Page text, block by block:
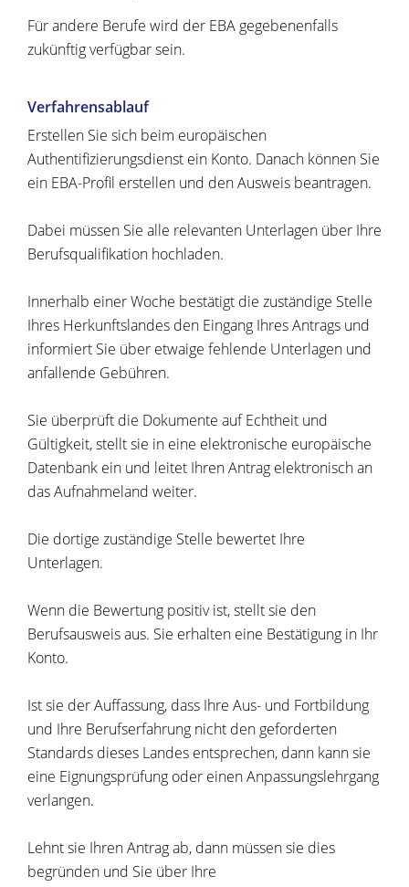
Für andere Berufe wird der EBA gegebenenfalls
zukünftig verfügbar sein.
Verfahrensablauf
Erstellen Sie sich beim europäischen
Authentifizierungsdienst ein Konto. Danach können Sie
ein EBA-Profil erstellen und den Ausweis beantragen.
Dabei müssen Sie alle relevanten Unterlagen über Ihre
Berufsqualifikation hochladen.
Innerhalb einer Woche bestätigt die zuständige Stelle
Ihres Herkunftslandes den Eingang Ihres Antrags und
informiert Sie über etwaige fehlende Unterlagen und
anfallende Gebühren.
Sie überprüft die Dokumente auf Echtheit und
Gültigkeit, stellt sie in eine elektronische europäische
Datenbank ein und leitet Ihren Antrag elektronisch an
das Aufnahmeland weiter.
Die dortige zuständige Stelle bewertet Ihre
Unterlagen.
Wenn die Bewertung positiv ist, stellt sie den
Berufsausweis aus. Sie erhalten eine Bestätigung in Ihr
Konto.
Ist sie der Auffassung, dass Ihre Aus- und Fortbildung
und Ihre Berufserfahrung nicht den geforderten
Standards dieses Landes entsprechen, dann kann sie
eine Eignungsprüfung oder einen Anpassungslehrgang
verlangen.
Lehnt sie Ihren Antrag ab, dann müssen sie dies
begründen und Sie über Ihre